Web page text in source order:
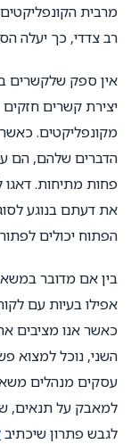
מרבית
רב צדדי, כך יעלה
אין ספק שלקשרים
יצירת קשרים חזקים
מקונפליקטים.
הדברים שלהם, הם
פחות מתיחות. דאגו
את דעתם בנוגע
הפתוח יכולים
בין אם מדובר
כאשר אנו מציבים
השני, נוכל למצוא
עסקים מנהלים
למאבק על תנאים,
לגבש פתרון שיכתיב